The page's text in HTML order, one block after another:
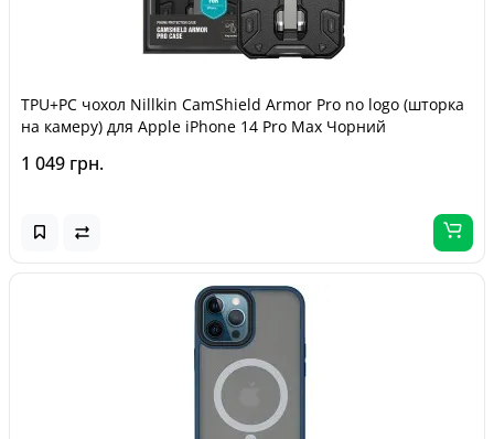
TPU+PC чохол Nillkin CamShield Armor Pro no logo (шторка
на камеру) для Apple iPhone 14 Pro Max Чорний
1 049 грн.